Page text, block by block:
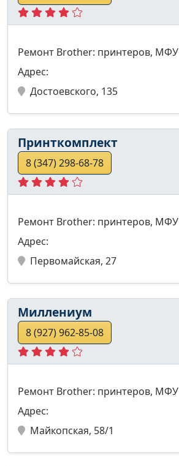
Ремонт Brother: принтеров, МФУ
Адрес:
Достоевского, 135
Принткомплект
8 (347) 298-68-78
Ремонт Brother: принтеров, МФУ
Адрес:
Первомайская, 27
Миллениум
8 (927) 962-85-08
Ремонт Brother: принтеров, МФУ
Адрес:
Майкопская, 58/1